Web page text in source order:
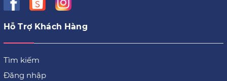
Hỗ Trợ Khách Hàng
Tìm kiếm
Đăng nhập